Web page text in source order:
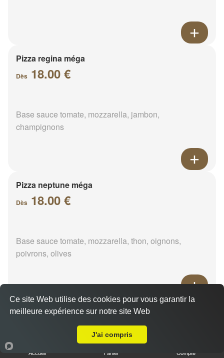
Pizza regina méga
Dès 18.00 €
Base sauce tomate, mozzarella, jambon,
champignons
Pizza neptune méga
Dès 18.00 €
Base sauce tomate, mozzarella, thon, oignons,
poivrons, olives
Pizza napolitaine méga
Accueil Panier Compte
Ce site Web utilise des cookies pour vous garantir la
meilleure expérience sur notre site Web
J'ai compris